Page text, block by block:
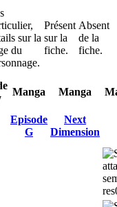
sur la
du
Présent
sur la
fiche.
Absent
de la
fiche.
Manga Manga
Episode
G
Next
Dimension